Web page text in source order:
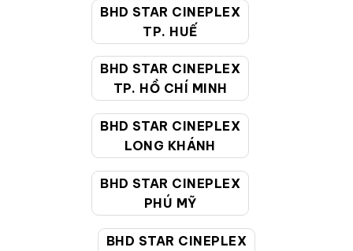
BHD STAR CINEPLEX
TP. HUẾ
BHD STAR CINEPLEX
TP. HỒ CHÍ MINH
BHD STAR CINEPLEX
LONG KHÁNH
BHD STAR CINEPLEX
PHÚ MỸ
BHD STAR CINEPLEX
CHĂM SÓC KHÁCH HÀNG
19002099
gồm cả Lễ, Tết)
cskh@bhdstar.vn
MẠNG XÃ HỘI